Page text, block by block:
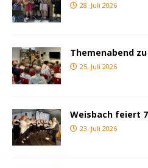
28. Juli 2026
Themenabend zu
25. Juli 2026
Weisbach feiert
23. Juli 2026